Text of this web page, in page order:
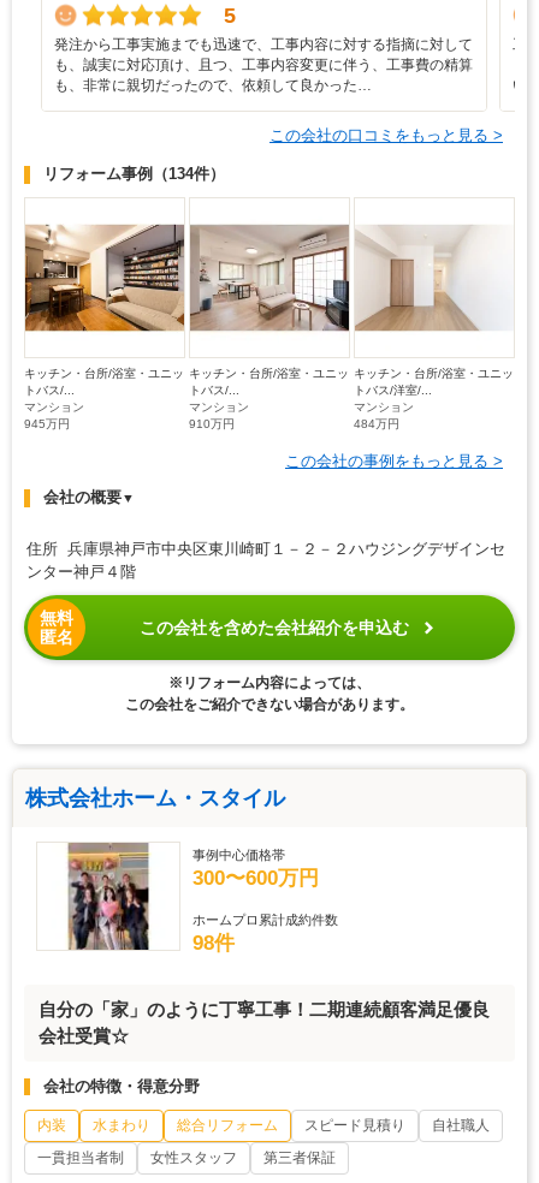
5
発注から工事実施までも迅速で、工事内容に対する指摘に対して
も、誠実に対応頂け、且つ、工事内容変更に伴う、工事費の精算
も、非常に親切だったので、依頼して良かった…
工
い
この会社の口コミをもっと見る >
リフォーム事例 （134件）
キッチン・台所/浴室・ユニッ
トバス/...
マンション
945万円
キッチン・台所/浴室・ユニッ
トバス/...
マンション
910万円
キッチン・台所/浴室・ユニッ
トバス/洋室/...
マンション
484万円
この会社の事例をもっと見る >
会社の概要▼
住所 兵庫県神戸市中央区東川崎町１－２－２ハウジングデザインセ
ンター神戸４階
無料
匿名
この会社を含めた会社紹介を申込む
※リフォーム内容によっては、
この会社をご紹介できない場合があります。
株式会社ホーム・スタイル
事例中心価格帯
300〜600万円
ホームプロ累計成約件数
98件
自分の「家」のように丁寧工事！二期連続顧客満足優良
会社受賞☆
会社の特徴・得意分野
内装 水まわり 総合リフォーム スピード見積り
自社職人
一貫担当者制
女性スタッフ 第三者保証